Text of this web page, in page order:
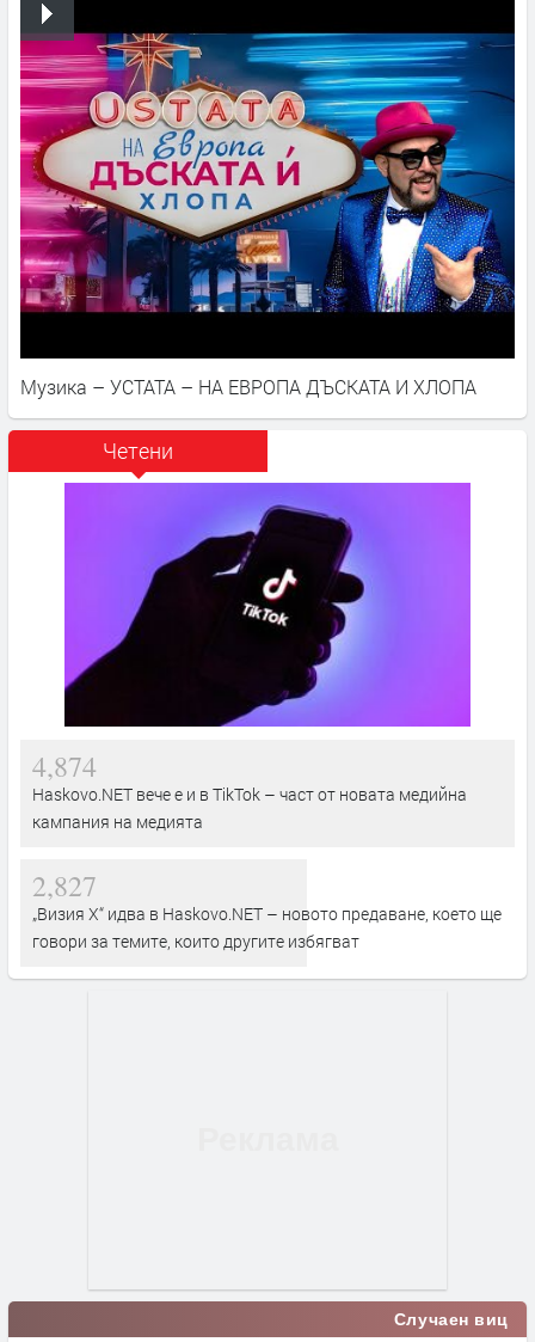
Музика – УСТАТА – НА ЕВРОПА ДЪСКАТА И ХЛОПА
Четени
4,874
Haskovo.NET вече е и в TikTok – част от новата медийна
кампания на медията
2,827
„Визия Х“ идва в Haskovo.NET – новото предаване, което ще
говори за темите, които другите избягват
Случаен виц